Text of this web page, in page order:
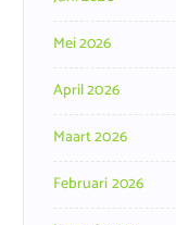
Mei 2026
April 2026
Maart 2026
Februari 2026